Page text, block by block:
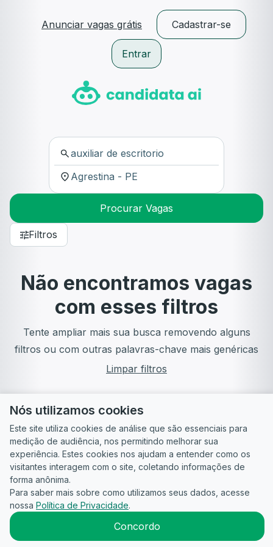
Anunciar vagas grátis Cadastrar-se
Entrar
Procurar Vagas
Filtros
Não encontramos vagas
com esses filtros
Tente ampliar mais sua busca removendo alguns
filtros ou com outras palavras-chave mais genéricas
Limpar filtros
Guia do
Candidato
Para
empresas
Política de
Privacidade
Termos
2026CandidataAI
Nós utilizamos cookies
Este site utiliza cookies de análise que são essenciais para
medição de audiência, nos permitindo melhorar sua
experiência. Estes cookies nos ajudam a entender como os
visitantes interagem com o site, coletando informações de
forma anônima.
Para saber mais sobre como utilizamos seus dados, acesse
nossa Política de Privacidade.
Concordo